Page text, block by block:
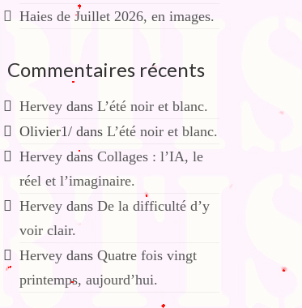
Haies de Juillet 2026, en images.
Commentaires récents
Herveydans L’été noir et blanc.
Olivier1/dans L’été noir et blanc.
Herveydans Collages : l’IA, le
réel et l’imaginaire.
Herveydans De la difficulté d’y
voir clair.
Herveydans Quatre fois vingt
printemps, aujourd’hui.